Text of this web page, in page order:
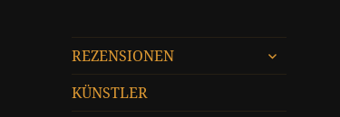
REZENSIONEN
untermenü
KÜNSTLER